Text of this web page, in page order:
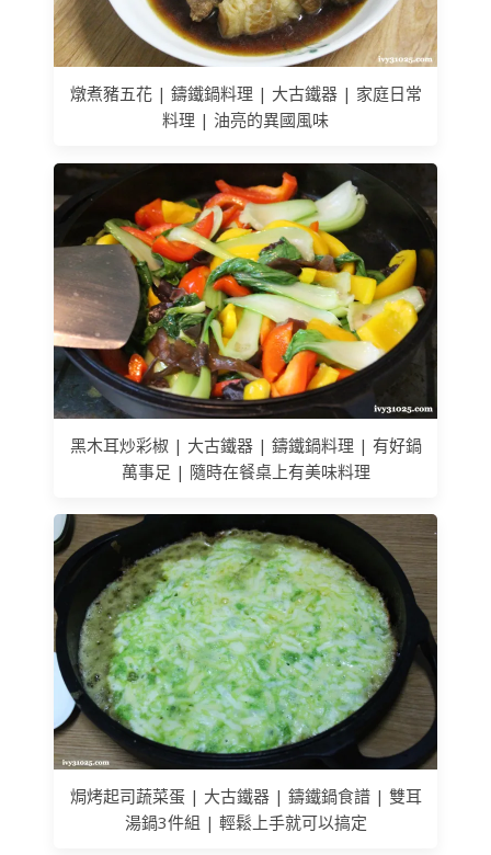
燉煮豬五花 | 鑄鐵鍋料理 | 大古鐵器 | 家庭日常
料理 | 油亮的異國風味
黑木耳炒彩椒 | 大古鐵器 | 鑄鐵鍋料理 | 有好鍋
萬事足 | 隨時在餐桌上有美味料理
焗烤起司蔬菜蛋 | 大古鐵器 | 鑄鐵鍋食譜 | 雙耳
湯鍋3件組 | 輕鬆上手就可以搞定